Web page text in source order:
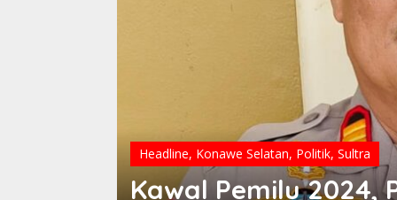
Headline, Konawe Selatan, Politik, Sultra
Kawal Pemilu 2024,